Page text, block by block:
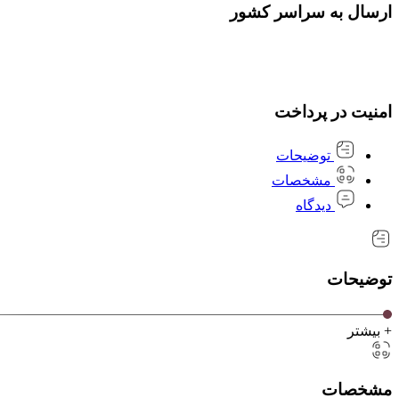
ارسال به سراسر کشور
امنیت در پرداخت
توضیحات
مشخصات
دیدگاه
توضیحات
+ بیشتر
مشخصات